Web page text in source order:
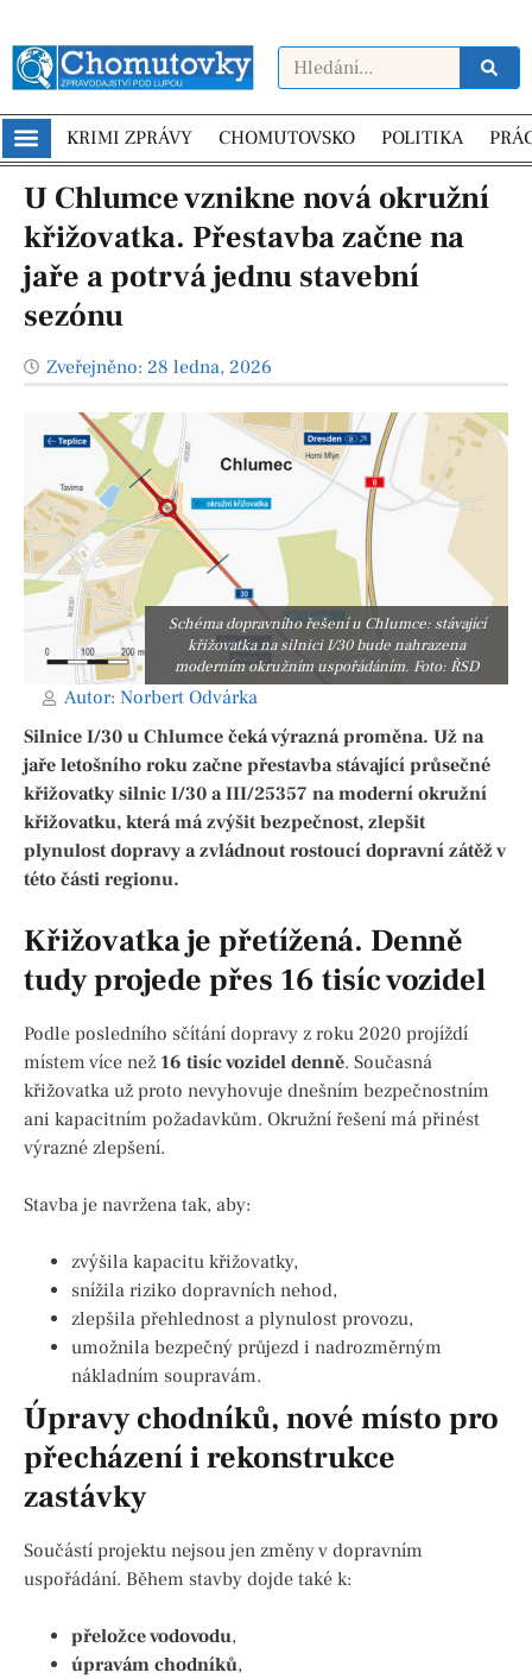
KRIMI ZPRÁVY CHOMUTOVSKO POLITIKA
U Chlumce vznikne nová okružní
křižovatka. Přestavba začne na
jaře a potrvá jednu stavební
sezónu
Zveřejněno: 28 ledna, 2026
Schéma dopravního řešení u Chlumce: stávající
křižovatka na silnici I/30 bude nahrazena
moderním okružním uspořádáním. Foto: ŘSD
Autor: Norbert Odvárka
Silnice I/30 u Chlumce čeká výrazná proměna. Už na
jaře letošního roku začne přestavba stávající průsečné
křižovatky silnic I/30 a III/25357 na moderní okružní
křižovatku, která má zvýšit bezpečnost, zlepšit
plynulost dopravy a zvládnout rostoucí dopravní zátěž v
této části regionu.
Křižovatka je přetížená. Denně
tudy projede přes 16 tisíc vozidel
Podle posledního sčítání dopravy z roku 2020 projíždí
místem více než 16 tisíc vozidel denně. Současná
křižovatka už proto nevyhovuje dnešním bezpečnostním
ani kapacitním požadavkům. Okružní řešení má přinést
výrazné zlepšení.
Stavba je navržena tak, aby:
zvýšila kapacitu křižovatky,
snížila riziko dopravních nehod,
zlepšila přehlednost a plynulost provozu,
umožnila bezpečný průjezd i nadrozměrným
nákladním soupravám.
Úpravy chodníků, nové místo pro
přecházení i rekonstrukce
zastávky
Součástí projektu nejsou jen změny v dopravním
uspořádání. Během stavby dojde také k:
přeložce vodovodu,
úpravám chodníků,